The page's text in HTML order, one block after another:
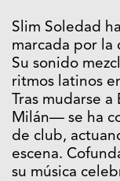
Slim Soledad
marcada por la
Su sonido
ritmos latinos
Tras mudarse
Milán— se ha
de club,
escena.
su música